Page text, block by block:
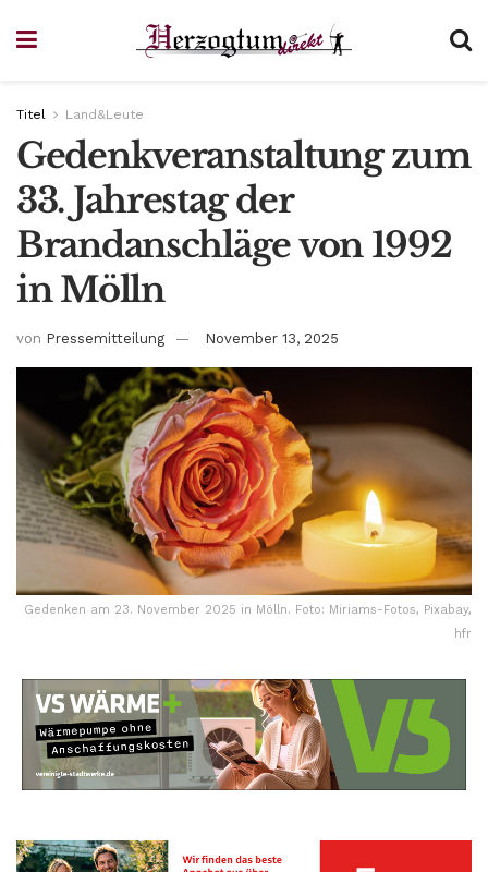
Titel Land&Leute
Gedenkveranstaltung zum
33. Jahrestag der
Brandanschläge von 1992
in Mölln
von Pressemitteilung November 13, 2025
Gedenken am 23. November 2025 in Mölln. Foto: Miriams-Fotos, Pixabay,
hfr